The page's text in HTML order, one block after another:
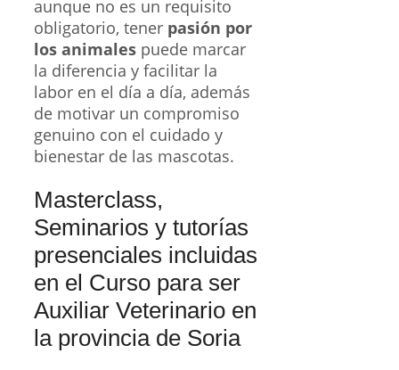
aunque no es un requisito
obligatorio, tener pasión por
los animales puede marcar
la diferencia y facilitar la
labor en el día a día, además
de motivar un compromiso
genuino con el cuidado y
bienestar de las mascotas.
Masterclass,
Seminarios y tutorías
presenciales incluidas
en el Curso para ser
Auxiliar Veterinario en
la provincia de Soria